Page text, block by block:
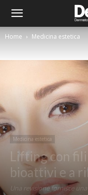
Home Medicina estetica
Medicina estetica
Lifting con
bioattivi e a
Una revisione fornisce